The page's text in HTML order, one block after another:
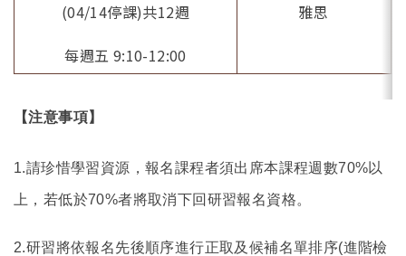
(04/14停課)共12週
每週五 9:10-12:00
雅思
【注意事項】
1.請珍惜學習資源，報名課程者須出席本課程週數70%以
上，若低於70%者將取消下回研習報名資格。
2.研習將依報名先後順序進行正取及候補名單排序(進階檢